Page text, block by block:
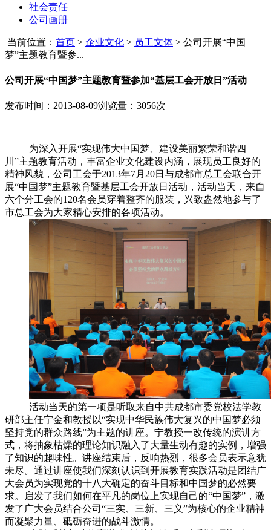
社会责任
公司画册
当前位置： 首页 > 企业文化 > 员工文体 > 公司开展“中国
梦”主题教育暨参...
公司开展“中国梦”主题教育暨参加“基层工会开放日”活动
发布时间：2013-08-09浏览量：3056次
为深入开展“实现伟大中国梦、建设美丽繁荣和谐四
川”主题教育活动，丰富企业文化建设内涵，展现员工良好的
精神风貌，公司工会于2013年7月20日与成都市总工会联合开
展“中国梦”主题教育暨基层工会开放日活动，活动当天，来自
六个分工会的120名会员穿着整齐的服装，兴致盎然地参与了
市总工会为大家精心安排的各项活动。
活动当天的第一项是听取来自中共成都市委党校法学教
研部主任宁金和教授以“实现中华民族伟大复兴的中国梦必须
坚持党的群众路线”为主题的讲座。宁教授一改传统的演讲方
式，将抽象枯燥的理论知识融入了大量生动有趣的实例，增强
了知识的趣味性。讲座结束后，反响热烈，很多会员表示意犹
未尽。通过讲座使我们深刻认识到开展教育实践活动是团结广
大会员为实现党的十八大确定的奋斗目标和中国梦的必然要
求。启发了我们如何在平凡的岗位上实现自己的“中国梦”，激
发了广大会员结合公司“三实、三新、三义”为核心的企业精神
而凝聚力量、砥砺奋进的战斗激情。